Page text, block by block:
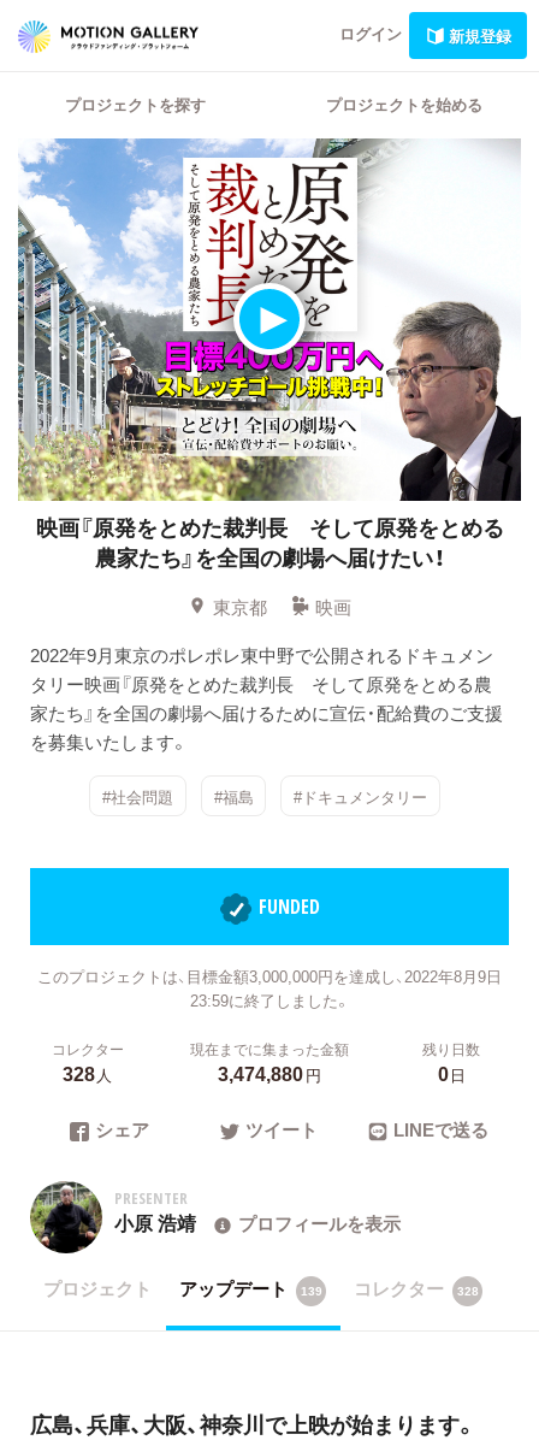
ログイン 新規登録
プロジェクトを探す プロジェクトを始める
映画『原発をとめた裁判長 そして原発をとめる
農家たち』を全国の劇場へ届けたい！
東京都
映画
2022年9月東京のポレポレ東中野で公開されるドキュメン
タリー映画『原発をとめた裁判長 そして原発をとめる農
家たち』を全国の劇場へ届けるために宣伝・配給費のご支援
を募集いたします。
#社会問題 #福島 #ドキュメンタリー
FUNDED
このプロジェクトは、目標金額3,000,000円を達成し、2022年8月9日
23:59に終了しました。
コレクター
328人
現在までに集まった金額
3,474,880円
残り日数
0日
シェア ツイート LINEで送る
PRESENTER
小原 浩靖 プロフィールを表示
プロジェクト アップデート 139 コレクター 328
広島、兵庫、大阪、神奈川で上映が始まります。